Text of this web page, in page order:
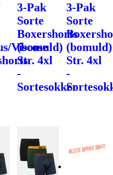
Viscose
3-Pak
Sorte
Boxershorts
(bomuld)
Str. 4xl
-
Sortesokker
3-Pak
Sorte
(bomuld)
Str. 4xl
-